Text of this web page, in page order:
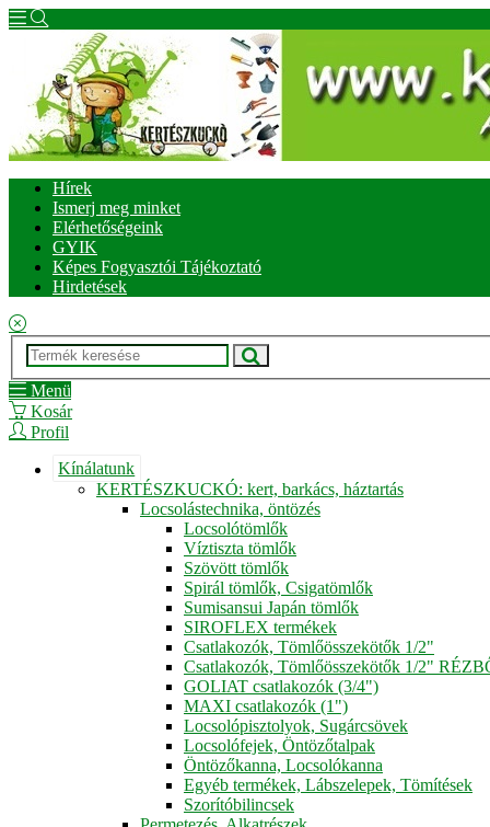
Hírek
Ismerj meg minket
Elérhetőségeink
GYIK
Képes Fogyasztói Tájékoztató
Hirdetések
Menü
Kosár
Profil
Kínálatunk
KERTÉSZKUCKÓ: kert, barkács, háztartás
Locsolástechnika, öntözés
Locsolótömlők
Víztiszta tömlők
Szövött tömlők
Spirál tömlők, Csigatömlők
Sumisansui Japán tömlők
SIROFLEX termékek
Csatlakozók, Tömlőösszekötők 1/2"
Csatlakozók, Tömlőösszekötők 1/2"
GOLIAT csatlakozók (3/4")
MAXI csatlakozók (1")
Locsolópisztolyok, Sugárcsövek
Locsolófejek, Öntözőtalpak
Öntözőkanna, Locsolókanna
Egyéb termékek, Lábszelepek, Tömítések
Szorítóbilincsek